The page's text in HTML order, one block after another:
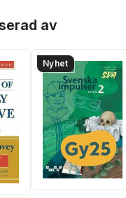
av
Nyhet